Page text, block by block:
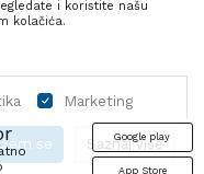
Google play
App Store
i koristite našu
kolačića.
Marketing
Saznaj više
se